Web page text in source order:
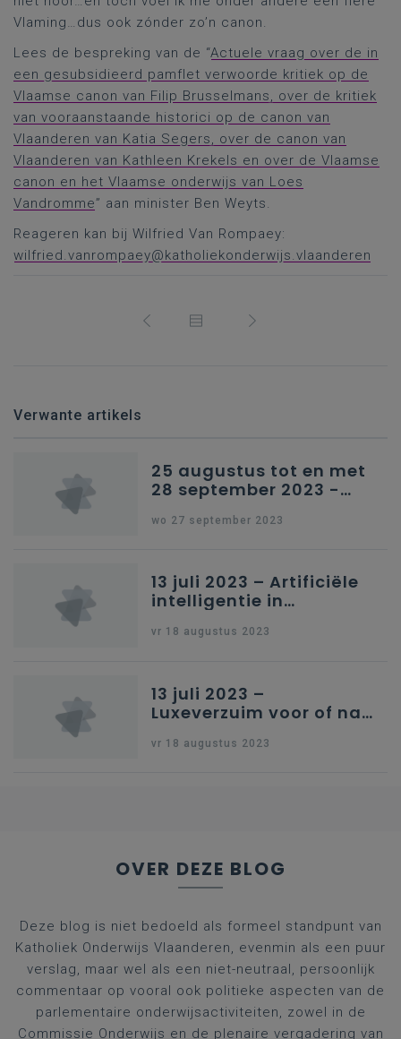
Vlaming…dus ook zónder zo’n canon.
Lees de bespreking van de “Actuele vraag over de in
een gesubsidieerd pamflet verwoorde kritiek op de
Vlaamse canon van Filip Brusselmans, over de kritiek
van vooraanstaande historici op de canon van
Vlaanderen van Katia Segers, over de canon van
Vlaanderen van Kathleen Krekels en over de Vlaamse
canon en het Vlaamse onderwijs van Loes
Vandromme” aan minister Ben Weyts.
Reageren kan bij Wilfried Van Rompaey:
wilfried.vanrompaey@katholiekonderwijs.vlaanderen
Verwante artikels
25 augustus tot en met
28 september 2023 -
wo 27 september 2023
13 juli 2023 – Artificiële
intelligentie in
vr 18 augustus 2023
13 juli 2023 –
Luxeverzuim voor of na
vr 18 augustus 2023
OVER DEZE BLOG
Deze blog is niet bedoeld als formeel standpunt van
Katholiek Onderwijs Vlaanderen, evenmin als een puur
verslag, maar wel als een niet-neutraal, persoonlijk
commentaar op vooral ook politieke aspecten van de
parlementaire onderwijsactiviteiten, zowel in de
Commissie Onderwijs en de plenaire vergadering van